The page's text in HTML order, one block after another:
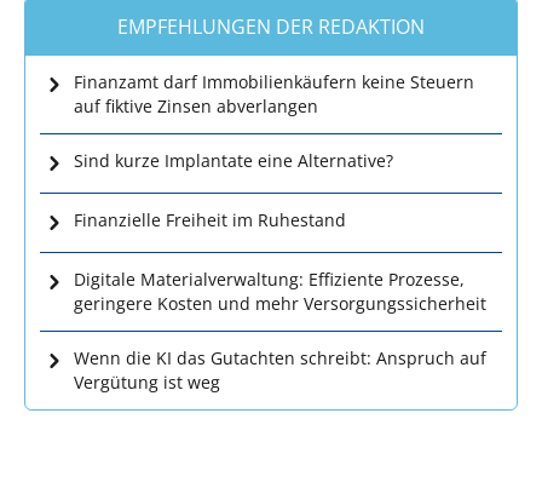
EMPFEHLUNGEN DER REDAKTION
Finanzamt darf Immobilienkäufern keine Steuern
auf fiktive Zinsen abverlangen
Sind kurze Implantate eine Alternative?
Finanzielle Freiheit im Ruhestand
Digitale Materialverwaltung: Effiziente Prozesse,
geringere Kosten und mehr Versorgungssicherheit
Wenn die KI das Gutachten schreibt: Anspruch auf
Vergütung ist weg